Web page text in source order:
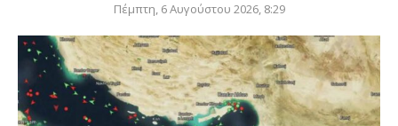
Πέμπτη, 6 Αυγούστου 2026, 8:29